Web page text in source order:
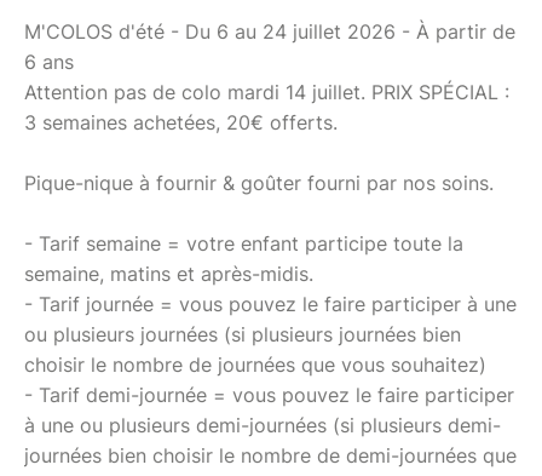
M'COLOS d'été - Du 6 au 24 juillet 2026 - À partir de
6 ans
Attention pas de colo mardi 14 juillet. PRIX SPÉCIAL :
3 semaines achetées, 20€ offerts.
Pique-nique à fournir & goûter fourni par nos soins.
- Tarif semaine = votre enfant participe toute la
semaine, matins et après-midis.
- Tarif journée = vous pouvez le faire participer à une
ou plusieurs journées (si plusieurs journées bien
choisir le nombre de journées que vous souhaitez)
- Tarif demi-journée = vous pouvez le faire participer
à une ou plusieurs demi-journées (si plusieurs demi-
journées bien choisir le nombre de demi-journées que